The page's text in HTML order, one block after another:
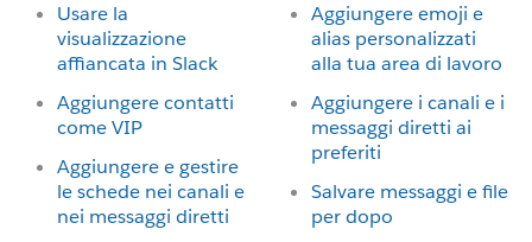
Usare la
visualizzazione
affiancata in Slack
Aggiungere contatti
come VIP
Aggiungere e gestire
le schede nei canali e
nei messaggi diretti
Aggiungere emoji e
alias personalizzati
alla tua area di lavoro
Aggiungere i canali e i
messaggi diretti ai
preferiti
Salvare messaggi e file
per dopo